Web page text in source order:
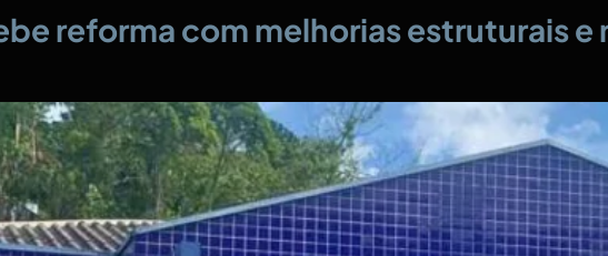
reforma com melhorias estruturais e